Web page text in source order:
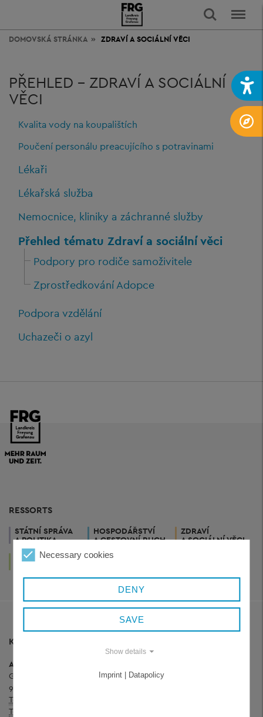
DOMOVSKÁ STRÁNKA ZDRAVÍA SOCIÁLNÍ VĚCI
PŘEHLED - ZDRAVÍ A SOCIÁLNÍ
VĚCI
Kvalita vody na koupalištích
Poučení personálu preacujícího s potravinami
Lékaři
Lékařská služba
Nemocnice, kliniky a záchranné služby
Přehled tématu Zdraví a sociální věci
Podpory pro rodiče samoživitele
Zprostředkování Adopce
Podpora vzdělání
Uchazeči o azyl
RESSORTS
STÁTNÍ SPRÁVA
A POLITIKA
HOSPODÁŘSTVÍ
A CESTOVNÍ RUCH
ZDRAVÍ
A SOCIÁLNÍ VĚCI
ŽIVOT
UMĚNÍ
KONTAKT
Administrativní budova
Grafenauer Straße 44
94078 Freyung
Telefon:
Telefax:
Necessary cookies
DENY
SAVE
Show details
Imprint | Datapolicy